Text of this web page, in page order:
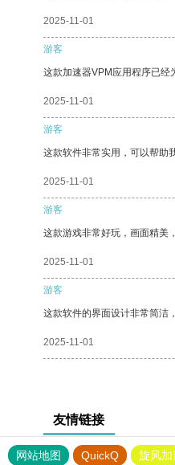
2025-11-01
游客
这款加速器VPM应用程序已经
2025-11-01
游客
这款软件非常实用，可以帮助
2025-11-01
游客
这款游戏非常好玩，画面精美
2025-11-01
游客
这款软件的界面设计非常简洁
2025-11-01
友情链接
网站地图 QuickQ 旋风加